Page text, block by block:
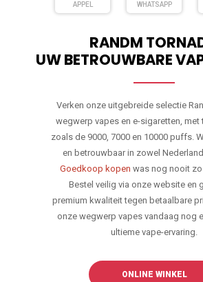
APPEL WHATSAPP
RANDM
UW BETROUWBARE
Verken onze uitgebreide selectie
wegwerp vapes en e-sigaretten,
zoals de 9000, 7000 en 10000 puffs.
en betrouwbaar in zowel
Goedkoop kopen was nog nooit
Bestel veilig via onze website en
premium kwaliteit tegen betaalbare
onze wegwerp vapes vandaag nog
ultieme vape-ervaring.
ONLINE WINKEL